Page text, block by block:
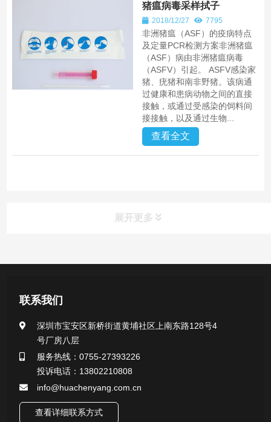
猪瘟病毒采样拭子
2018/12/27 7795
非洲猪瘟（ASF）的疫病特点
及定量PCR检测方案非洲猪瘟
（ASF）病由非洲猪瘟病毒
（ASFV）引起。 ASFV感染家
猪、疣猪和南非野猪。该病通
过健康和患病动物之间的直接
接触，或通过受感染的饲料间
接接触，以及通过生物...
查看全文
展开更多
产品中心
医用无菌采样拭子系列
一次性使用采样器系列
微生物样本保存液（通用运输传媒介质）系列
核酸（DNA&RNA）样本采集与保存套装系列
唾液样本采集装置系列
联系我们
深圳市宝安区新桥街道黄埔社区上南东路128号4
号厂房八层
服务热线：0755-27393226
投诉电话：13802210808
info@huachenyang.com.cn
查看详细联系方式